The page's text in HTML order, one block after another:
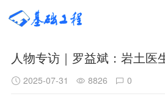
人物专访｜罗益斌：岩土医
2025-07-31 8826 0